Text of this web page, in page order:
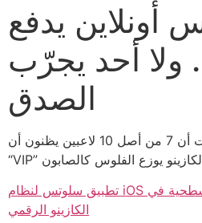
أونلاين يدفع
ولا أحد يجرّب
الصدق
المشكلة بدأت عندما اكتشفت أن 7 من أصل 10 لاعبين يظنون أن
تطبيق سلوتس لنظام iOS يفضح خدع المكافآت السطحية في
الكازينو الرقمي